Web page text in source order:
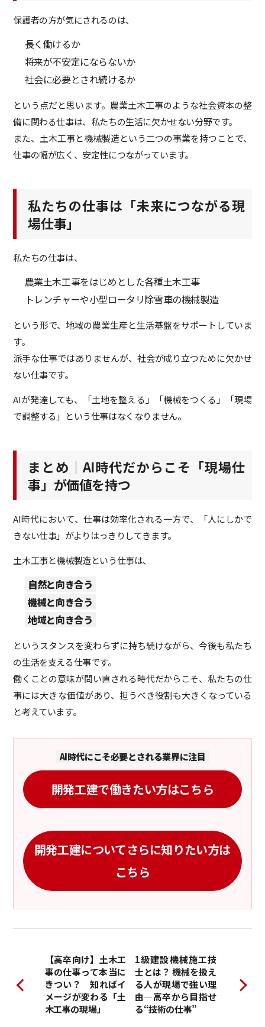
保護者の方が気にされるのは、
長く働けるか
将来が不安定にならないか
社会に必要とされ続けるか
という点だと思います。農業土木工事のような社会資本の整
備に関わる仕事は、私たちの生活に欠かせない分野です。
また、土木工事と機械製造という二つの事業を持つことで、
仕事の幅が広く、安定性につながっています。
私たちの仕事は「未来につながる現
場仕事」
私たちの仕事は、
農業土木工事をはじめとした各種土木工事
トレンチャーや小型ロータリ除雪車の機械製造
という形で、地域の農業生産と生活基盤をサポートしていま
す。
派手な仕事ではありませんが、社会が成り立つために欠かせ
ない仕事です。
AIが発達しても、「土地を整える」「機械をつくる」「現場
で調整する」という仕事はなくなりません。
まとめ｜AI時代だからこそ「現場仕
事」が価値を持つ
AI時代において、仕事は効率化される一方で、「人にしかで
きない仕事」がよりはっきりしてきます。
土木工事と機械製造という仕事は、
自然と向き合う
機械と向き合う
地域と向き合う
というスタンスを変わらずに持ち続けながら、今後も私たち
の生活を支える仕事です。
働くことの意味が問い直される時代だからこそ、私たちの仕
事には大きな価値があり、担うべき役割も大きくなっている
と考えています。
AI時代にこそ必要とされる業界に注目
開発工建で働きたい方はこちら
開発工建についてさらに知りたい方は
こちら
【高卒向け】土木工
事の仕事って本当に
きつい？ 知ればイ
メージが変わる「土
木工事の現場」
1級建設機械施工技
士とは？ 機械を扱え
る人が現場で強い理
由―高卒から目指せ
る“技術の仕事”